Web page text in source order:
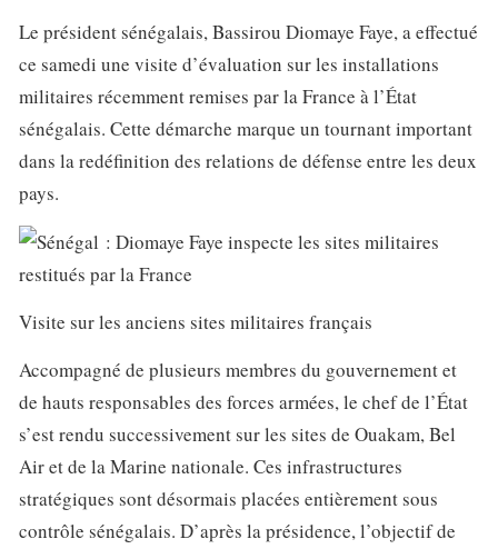
Le président sénégalais, Bassirou Diomaye Faye, a effectué
ce samedi une visite d’évaluation sur les installations
militaires récemment remises par la France à l’État
sénégalais. Cette démarche marque un tournant important
dans la redéfinition des relations de défense entre les deux
pays.
Visite sur les anciens sites militaires français
Accompagné de plusieurs membres du gouvernement et
de hauts responsables des forces armées, le chef de l’État
s’est rendu successivement sur les sites de Ouakam, Bel
Air et de la Marine nationale. Ces infrastructures
stratégiques sont désormais placées entièrement sous
contrôle sénégalais. D’après la présidence, l’objectif de